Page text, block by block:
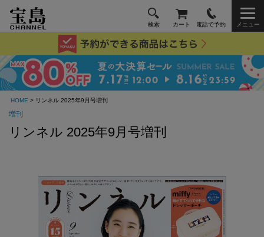
検索 カート 電話で予約 メニュー
HOME > リンネル 2025年9月号増刊
増刊
リンネル 2025年9月号増刊